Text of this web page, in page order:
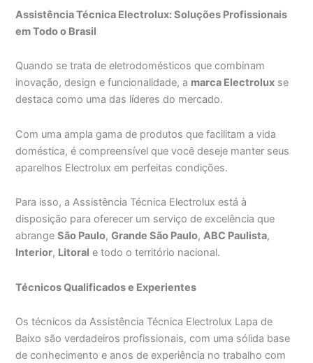
Assistência Técnica Electrolux: Soluções Profissionais
em Todo o Brasil
Quando se trata de eletrodomésticos que combinam
inovação, design e funcionalidade, a marca Electrolux se
destaca como uma das líderes do mercado.
Com uma ampla gama de produtos que facilitam a vida
doméstica, é compreensível que você deseje manter seus
aparelhos Electrolux em perfeitas condições.
Para isso, a Assistência Técnica Electrolux está à
disposição para oferecer um serviço de excelência que
abrangeSão Paulo,Grande São Paulo,ABC Paulista,
Interior, Litoral e todo o território nacional.
Técnicos Qualificados e Experientes
Os técnicos da Assistência Técnica Electrolux Lapa de
Baixo são verdadeiros profissionais, com uma sólida base
de conhecimento e anos de experiência no trabalho com